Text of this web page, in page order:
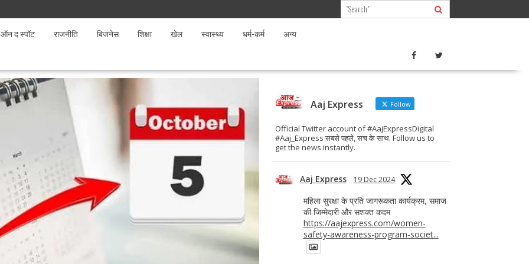
ऑन द स्पॉट राजनीति बिजनेस शिक्षा खेल स्वास्थ्य धर्म-कर्म अन्य
Aaj Express Follow
Official Twitter account of #AajExpressDigital
#Aaj_Express सबसे पहले, सच के साथ. Follow us to
get the news instantly.
Aaj Express 19 Dec 2024
महिला सुरक्षा के प्रति जागरूकता कार्यक्रम, समाज
की जिम्मेदारी और सशक्त कदम
https://aajexpress.com/women-
safety-awareness-program-societ...